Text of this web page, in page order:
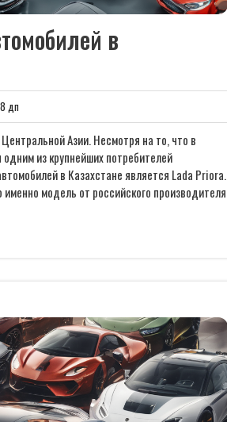
в
дп
дп
Азии. Несмотря на то, что в
из крупнейших потребителей
в Казахстане является Lada Priora.
модель от российского производителя